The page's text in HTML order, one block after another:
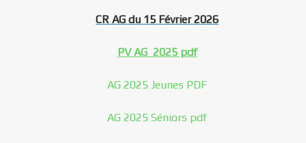
CR AG du 15 Février 2026
PV AG 2025 pdf
AG 2025 Jeunes PDF
AG 2025 Séniors pdf